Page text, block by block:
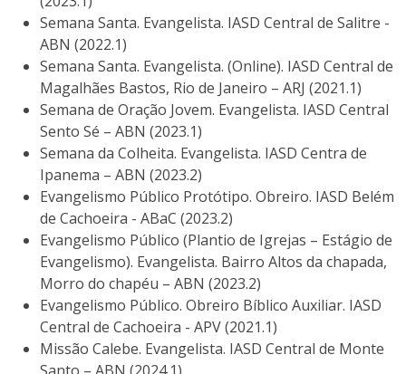
Semana Santa. Evangelista. IASD Central de Salitre -
ABN (2022.1)
Semana Santa. Evangelista. (Online). IASD Central de
Magalhães Bastos, Rio de Janeiro – ARJ (2021.1)
Semana de Oração Jovem. Evangelista. IASD Central
Sento Sé – ABN (2023.1)
Semana da Colheita. Evangelista. IASD Centra de
Ipanema – ABN (2023.2)
Evangelismo Público Protótipo. Obreiro. IASD Belém
de Cachoeira - ABaC (2023.2)
Evangelismo Público (Plantio de Igrejas – Estágio de
Evangelismo). Evangelista. Bairro Altos da chapada,
Morro do chapéu – ABN (2023.2)
Evangelismo Público. Obreiro Bíblico Auxiliar. IASD
Central de Cachoeira - APV (2021.1)
Missão Calebe. Evangelista. IASD Central de Monte